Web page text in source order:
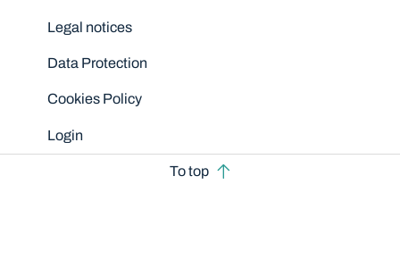
Legal notices
Data Protection
Cookies Policy
Login
To top